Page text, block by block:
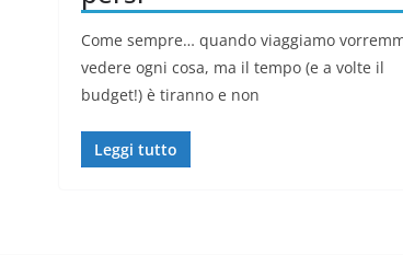
Come sempre… quando viaggiamo
vedere ogni cosa, ma il tempo (e a volte il
budget!) è tiranno e non
Leggi tutto